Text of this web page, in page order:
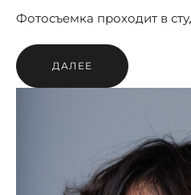
Фотосъемка проходит в
ДАЛЕЕ